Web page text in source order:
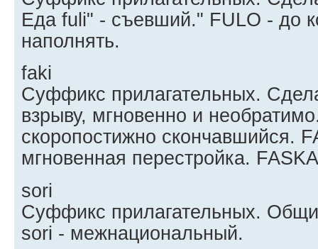
Еда fuli" - съевший." FULO - до
наполнять.
faki
Суффикс прилагательных.
взрыву, мгновенно и
скоропостижно скончавшийся.
мгновенная перестройка.
sori
Суффикс прилагательных.
sori - межнациональный.